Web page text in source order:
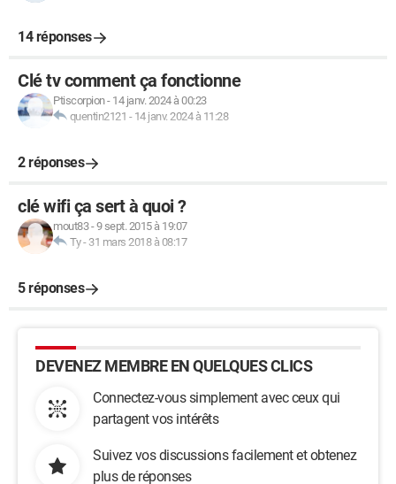
14 réponses
Clé tv comment ça fonctionne
Ptiscorpion- 14 janv. 2024 à 00:23
quentin2121 - 14 janv. 2024 à 11:28
2 réponses
clé wifi ça sert à quoi ?
mout83-9 sept. 2015 à 19:07
Ty- 31 mars 2018 à 08:17
5 réponses
DEVENEZ MEMBRE EN QUELQUES CLICS
Connectez-vous simplement avec ceux qui
partagent vos intérêts
Suivez vos discussions facilement et obtenez
plus de réponses